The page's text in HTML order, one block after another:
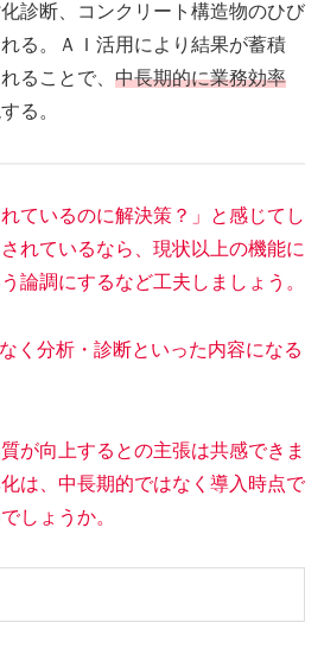
診断、コンクリート構造物のひび
る。ＡＩ活用により結果が蓄積
ることで、 中長期的に業務効率
る。
いるのに解決策？」と感じてし
れているなら、現状以上の機能に
論調にするなど工夫しましょう。
分析・診断といった内容になる
向上するとの主張は共感できま
は、中長期的ではなく導入時点で
しょうか。